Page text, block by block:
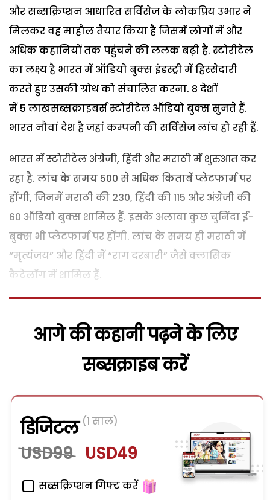
और सब्सक्रिप्शन आधारित सर्विसेज के लोकप्रिय उभार ने
मिलकर वह माहौल तैयार किया है जिसमें लोगों में और
अधिक कहानियों तक पहुंचने की ललक बढ़ी है. स्टोरीटेल
का लक्ष्य है भारत में ऑडियो बुक्स इंडस्ट्री में हिस्सेदारी
करते हुए उसकी ग्रोथ को संचालित करना. 8 देशों
में 5 लाखसब्सक्राइबर्स स्टोरीटेल ऑडियो बुक्स सुनते हैं.
भारत नौवां देश है जहां कम्पनी की सर्विसेज लांच हो रही हैं.
भारत में स्टोरीटेल अंग्रेजी, हिंदी और मराठी में शुरुआत कर
रहा है. लांच के समय 500 से अधिक किताबें प्लेटफार्म पर
होंगी, जिनमें मराठी की 230, हिंदी की 115 और अंग्रेजी की
60 ऑडियो बुक्स शामिल हैं. इसके अलावा कुछ चुनिंदा ई-
बुक्स भी प्लेटफार्म पर होंगी. लांच के समय ही मराठी में
“मृत्यंजय” और हिंदी में “राग दरबारी” जैसे क्लासिक
कैटेलॉग में शामिल हैं.
आगे की कहानी पढ़ने के लिए
सब्सक्राइब करें
डिजिटल (1 साल)
USD99 USD49
सब्सक्रिप्शन गिफ्ट करें